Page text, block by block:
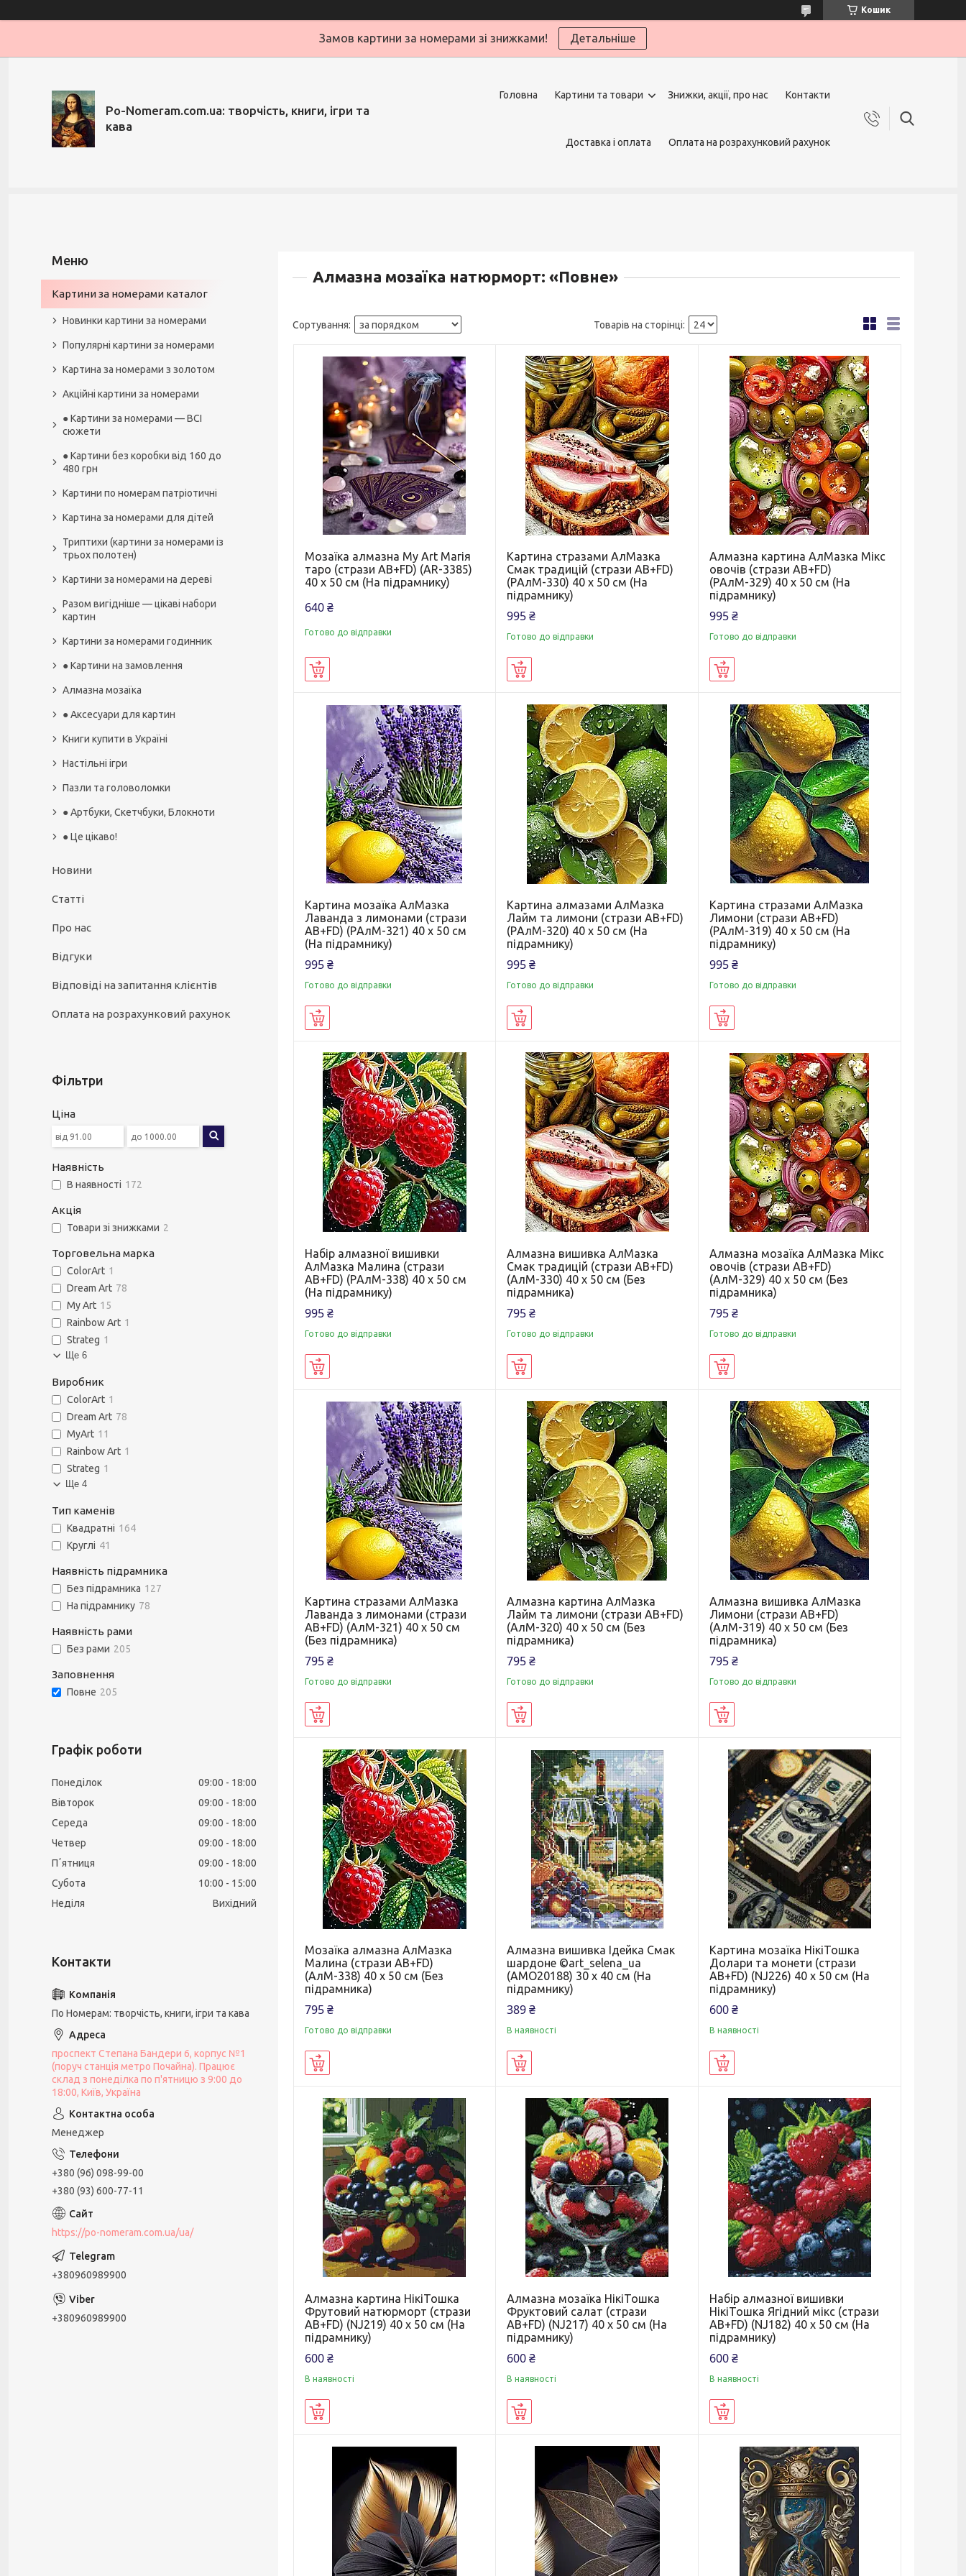
Кошик
Замов картини за номерами зі знижками! Детальніше
Po-Nomeram.com.ua: творчість, книги, ігри та
кава
Головна Картини та товари Знижки, акції, про нас Контакти
Доставка і оплата Оплата на розрахунковий рахунок
Алмазна мозаїка натюрморт: «Повне»
Мозаїка алмазна My Art Магія
таро (стрази AB+FD) (AR-3385)
40 х 50 см (На підрамнику)
640 ₴
Готово до відправки
Картина стразами АлМазка
Смак традицій (стрази AB+FD)
(PАлМ-330) 40 х 50 см (На
підрамнику)
995 ₴
Готово до відправки
Алмазна картина АлМазка Мікс
овочів (стрази AB+FD)
(PАлМ-329) 40 х 50 см (На
підрамнику)
995 ₴
Готово до відправки
Картина мозаїка АлМазка
Лаванда з лимонами (стрази
AB+FD) (PАлМ-321) 40 х 50 см
(На підрамнику)
995 ₴
Готово до відправки
Картина алмазами АлМазка
Лайм та лимони (стрази AB+FD)
(PАлМ-320) 40 х 50 см (На
підрамнику)
995 ₴
Готово до відправки
Картина стразами АлМазка
Лимони (стрази AB+FD)
(PАлМ-319) 40 х 50 см (На
підрамнику)
995 ₴
Готово до відправки
Набір алмазної вишивки
АлМазка Малина (стрази
AB+FD) (PАлМ-338) 40 х 50 см
(На підрамнику)
995 ₴
Готово до відправки
Алмазна вишивка АлМазка
Смак традицій (стрази AB+FD)
(АлМ-330) 40 х 50 см (Без
підрамника)
795 ₴
Готово до відправки
Алмазна мозаїка АлМазка Мікс
овочів (стрази AB+FD)
(АлМ-329) 40 х 50 см (Без
підрамника)
795 ₴
Готово до відправки
Картина стразами АлМазка
Лаванда з лимонами (стрази
AB+FD) (АлМ-321) 40 х 50 см
(Без підрамника)
795 ₴
Готово до відправки
Алмазна картина АлМазка
Лайм та лимони (стрази AB+FD)
(АлМ-320) 40 х 50 см (Без
підрамника)
795 ₴
Готово до відправки
Алмазна вишивка АлМазка
Лимони (стрази AB+FD)
(АлМ-319) 40 х 50 см (Без
підрамника)
795 ₴
Готово до відправки
Мозаїка алмазна АлМазка
Малина (стрази AB+FD)
(АлМ-338) 40 х 50 см (Без
підрамника)
795 ₴
Готово до відправки
Алмазна вишивка Ідейка Смак
шардоне ©art_selena_ua
(AMO20188) 30 х 40 см (На
підрамнику)
389 ₴
В наявності
Картина мозаїка НікіТошка
Долари та монети (стрази
AB+FD) (NJ226) 40 х 50 см (На
підрамнику)
600 ₴
В наявності
Алмазна картина НікіТошка
Фрутовий натюрморт (стрази
AB+FD) (NJ219) 40 х 50 см (На
підрамнику)
600 ₴
В наявності
Алмазна мозаїка НікіТошка
Фруктовий салат (стрази
AB+FD) (NJ217) 40 х 50 см (На
підрамнику)
600 ₴
В наявності
Набір алмазної вишивки
НікіТошка Ягідний мікс (стрази
AB+FD) (NJ182) 40 х 50 см (На
підрамнику)
600 ₴
В наявності
Картини за номерами каталог
Новинки картини за номерами
Популярні картини за номерами
Картина за номерами з золотом
Акційні картини за номерами
● Картини за номерами — ВСІ
сюжети
● Картини без коробки від 160 до
480 грн
Картини по номерам патріотичні
Картина за номерами для дітей
Триптихи (картини за номерами із
трьох полотен)
Картини за номерами на дереві
Разом вигідніше — цікаві набори
картин
Картини за номерами годинник
● Картини на замовлення
Алмазна мозаїка
● Аксесуари для картин
Книги купити в Україні
Настільні ігри
Пазли та головоломки
● Артбуки, Скетчбуки, Блокноти
● Це цікаво!
Новини
Статті
Про нас
Відгуки
Відповіді на запитання клієнтів
Оплата на розрахунковий рахунок
Фільтри
Ціна
Наявність
В наявності 172
Акція
Товари зі знижками 2
Торговельна марка
ColorArt 1
Dream Art 78
My Art 15
Rainbow Art 1
Strateg 1
Ще 6
Виробник
ColorArt 1
Dream Art 78
MyArt 11
Rainbow Art 1
Strateg 1
Ще 4
Тип каменів
Квадратні 164
Круглі 41
Наявність підрамника
Без підрамника 127
На підрамнику 78
Наявність рами
Без рами 205
Заповнення
Повне 205
Графік роботи
Понеділок 09:00
18:00
Вівторок
09:00
18:00
Середа
09:00
18:00
Четвер
09:00
18:00
Пʼятниця
09:00
18:00
Субота
10:00
15:00
Неділя
Вихідний
По Номерам: творчість, книги, ігри та кава
проспект Степана Бандери 6, корпус №1
(поруч станція метро Почайна). Працює
склад з понеділка по п'ятницю з 9:00 до
18:00, Київ, Україна
Менеджер
+380 (96) 098-99-00
+380 (93) 600-77-11
https://po-nomeram.com.ua/ua/
+380960989900
+380960989900